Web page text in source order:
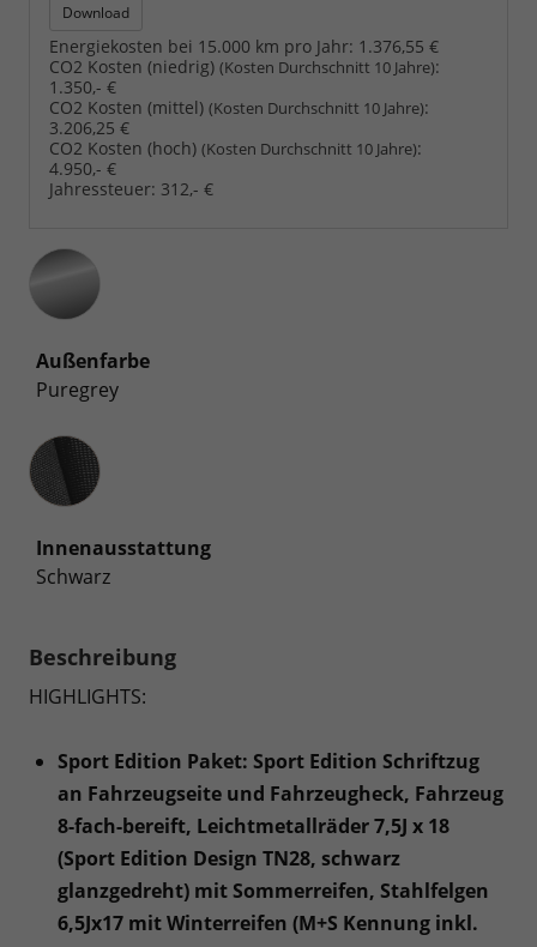
Download
Energiekosten bei 15.000 km pro Jahr: 1.376,55 €
CO2 Kosten (niedrig) (Kosten Durchschnitt 10 Jahre):
1.350,- €
CO2 Kosten (mittel) (Kosten Durchschnitt 10 Jahre):
3.206,25 €
CO2 Kosten (hoch) (Kosten Durchschnitt 10 Jahre):
4.950,- €
Jahressteuer: 312,- €
Außenfarbe
Puregrey
Innenausstattung
Innenausstattung
Schwarz
Beschreibung
HIGHLIGHTS:
Sport Edition Paket: Sport Edition Schriftzug
an Fahrzeugseite und Fahrzeugheck, Fahrzeug
8-fach-bereift, Leichtmetallräder 7,5J x 18
(Sport Edition Design TN28, schwarz
glanzgedreht) mit Sommerreifen, Stahlfelgen
6,5Jx17 mit Winterreifen (M+S Kennung inkl.